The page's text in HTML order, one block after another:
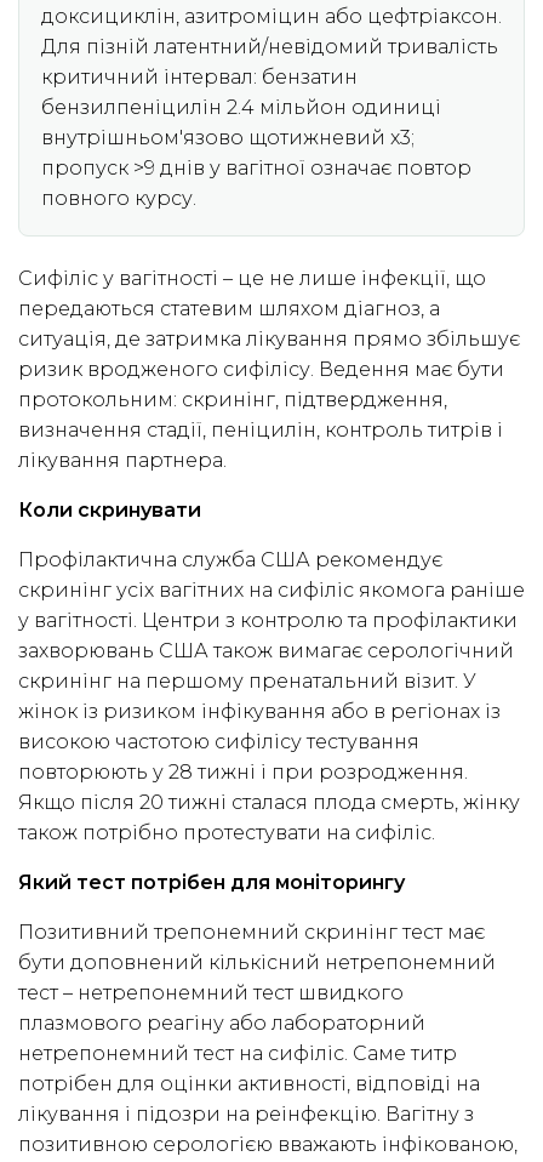
доксициклін, азитроміцин або цефтріаксон.
Для пізній латентний/невідомий тривалість
критичний інтервал: бензатин
бензилпеніцилін 2.4 мільйон одиниці
внутрішньом'язово щотижневий x3;
пропуск >9 днів у вагітної означає повтор
повного курсу.
Сифіліс у вагітності – це не лише інфекції, що
передаються статевим шляхом діагноз, а
ситуація, де затримка лікування прямо збільшує
ризик вродженого сифілісу. Ведення має бути
протокольним: скринінг, підтвердження,
визначення стадії, пеніцилін, контроль титрів і
лікування партнера.
Коли скринувати
Профілактична служба США рекомендує
скринінг усіх вагітних на сифіліс якомога раніше
у вагітності. Центри з контролю та профілактики
захворювань США також вимагає серологічний
скринінг на першому пренатальний візит. У
жінок із ризиком інфікування або в регіонах із
високою частотою сифілісу тестування
повторюють у 28 тижні і при розродження.
Якщо після 20 тижні сталася плода смерть, жінку
також потрібно протестувати на сифіліс.
Який тест потрібен для моніторингу
Позитивний трепонемний скринінг тест має
бути доповнений кількісний нетрепонемний
тест – нетрепонемний тест швидкого
плазмового реагіну або лабораторний
нетрепонемний тест на сифіліс. Саме титр
потрібен для оцінки активності, відповіді на
лікування і підозри на реінфекцію. Вагітну з
позитивною серологією вважають інфікованою,